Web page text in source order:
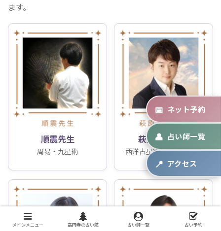
ます。
順震先生
周易・九星術
萩原八雲先生
西洋占星術・宿曜占星術
メインメニュー 高円寺の占い館 占い師一覧 占い予約
📅 ネット予約
👤 占い師一覧
📍 アクセス